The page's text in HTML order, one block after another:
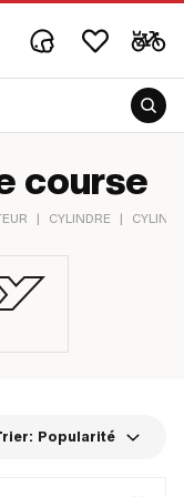
course
| CYLINDRE |
Popularité